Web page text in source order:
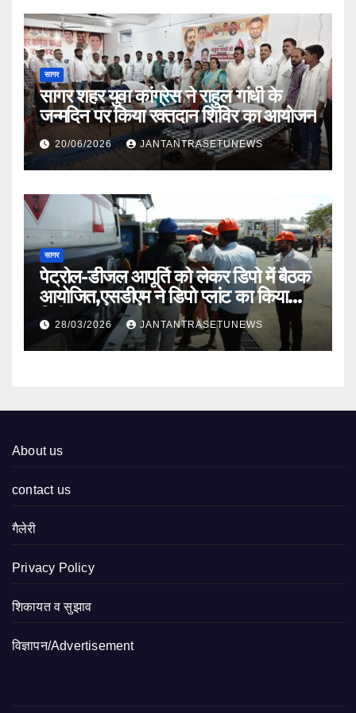
सागर
सागर शहर युवा कांग्रेस ने राहुल गांधी के
जन्मदिन पर किया रक्तदान शिविर का आयोजन
20/06/2026 JANTANTRASETUNEWS
सागर
पेट्रोल-डीजल आपूर्ति को लेकर डिपो में बैठक
आयोजित,एसडीएम ने डिपो प्लांट का किया
निरीक्षण
28/03/2026 JANTANTRASETUNEWS
About us
contact us
गैलेरी
Privacy Policy
शिकायत व सुझाव
विज्ञापन/Advertisement